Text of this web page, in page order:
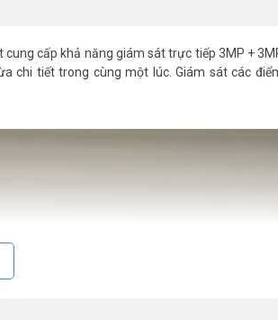
cung cấp khả năng giám sát trực tiếp 3MP +
chi tiết trong cùng một lúc. Giám sát các